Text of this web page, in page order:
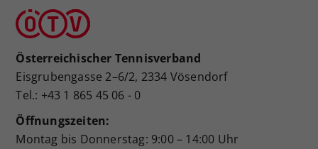
Österreichischer Tennisverband
Eisgrubengasse 2–6/2, 2334 Vösendorf
Tel.: +43 1 865 45 06 - 0
Öffnungszeiten:
Montag bis Donnerstag: 9:00 – 14:00 Uhr